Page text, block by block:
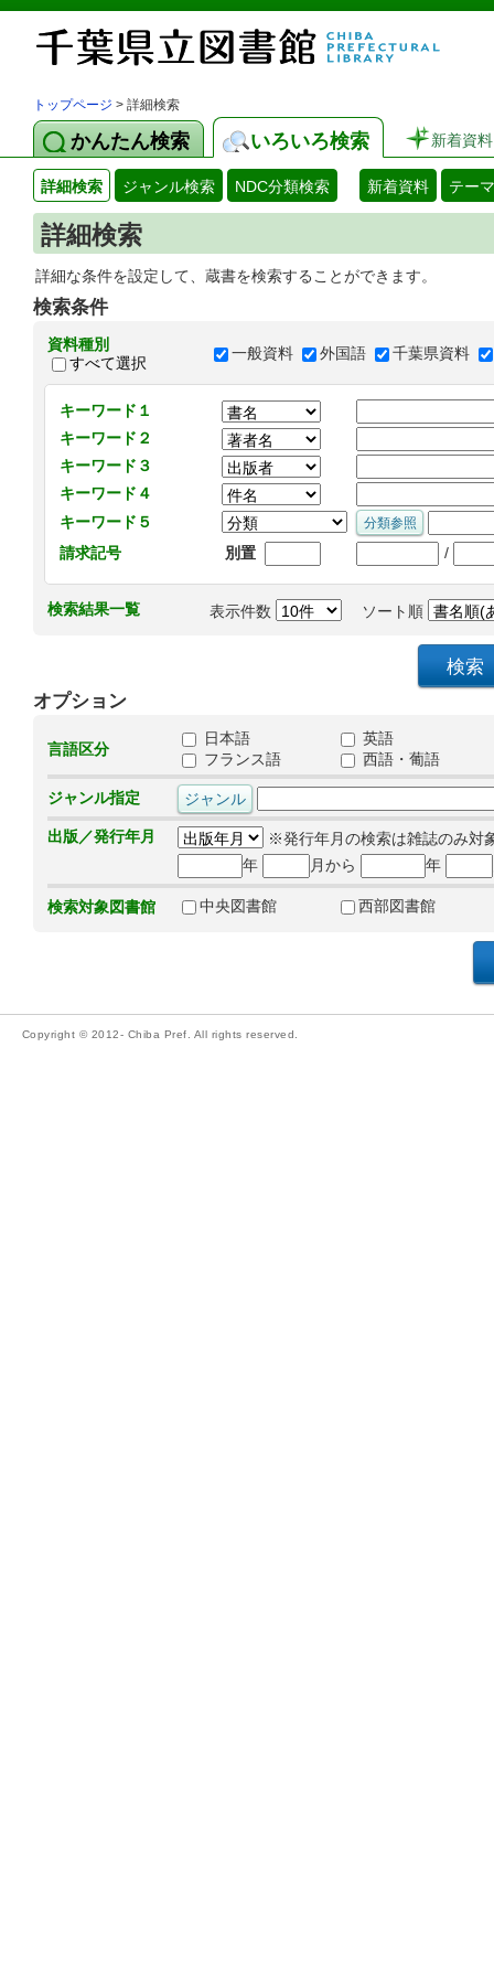
トップページ > 詳細検索
かんたん検索 いろいろ検索 新着資料
詳細検索 ジャンル検索 NDC分類検索 新着資料 テー
詳細検索
詳細な条件を設定して、蔵書を検索することができます。
検索条件
資料種別
すべて選択
一般資料 外国語 千葉県資料
キーワード１
キーワード２
キーワード３
キーワード４
キーワード５
請求記号
別置 /
検索結果一覧 表示件数 ソート順
オプション
言語区分
日本語
英語
フランス語
西語・葡語
ジャンル指定
出版／発行年月
※発行年月の検索は雑誌のみ対
年
月から 年
検索対象図書館 中央図書館 西部図書館
Copyright © 2012- Chiba Pref. All rights reserved.